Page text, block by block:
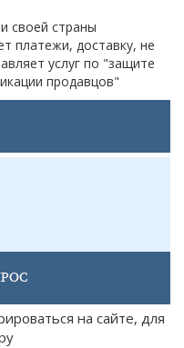
своей страны
платежи, доставку, не
услуг по "защите
продавцов"
на сайте, для